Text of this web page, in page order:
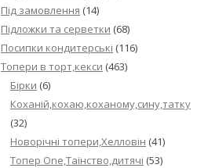
Під замовлення (14)
Підложки та серветки (68)
Посипки кондитерські (116)
Топери в торт,кекси (463)
Бірки (6)
Коханій,кохаю,коханому,сину,татку
(32)
Новорічні топери,Хелловін (41)
Топер One,Таїнство,дитячі (53)